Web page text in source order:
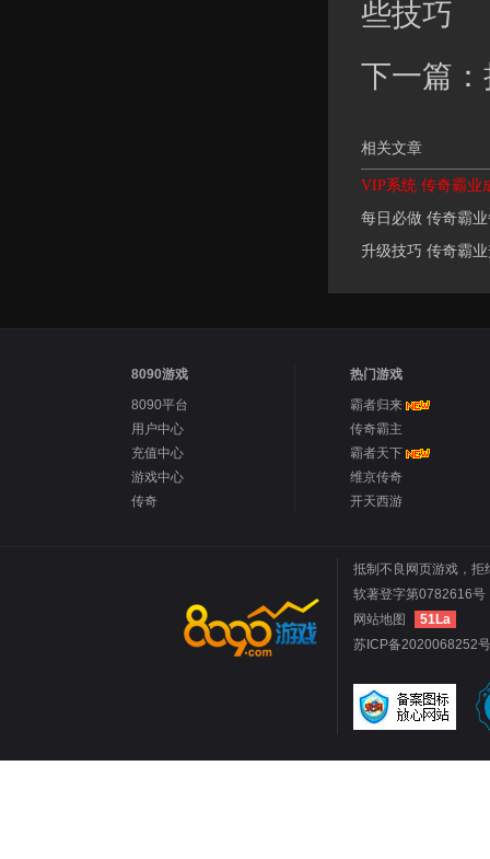
些技巧
下一篇：
相关文章
VIP系统 传奇霸业
每日必做 传奇霸
升级技巧 传奇霸
8090游戏
8090平台
用户中心
充值中心
游戏中心
传奇
热门游戏
霸者归来
传奇霸主
霸者天下
维京传奇
开天西游
抵制不良网页游戏，拒
软著登字第0782616
网站地图
51La
苏ICP备2020068252